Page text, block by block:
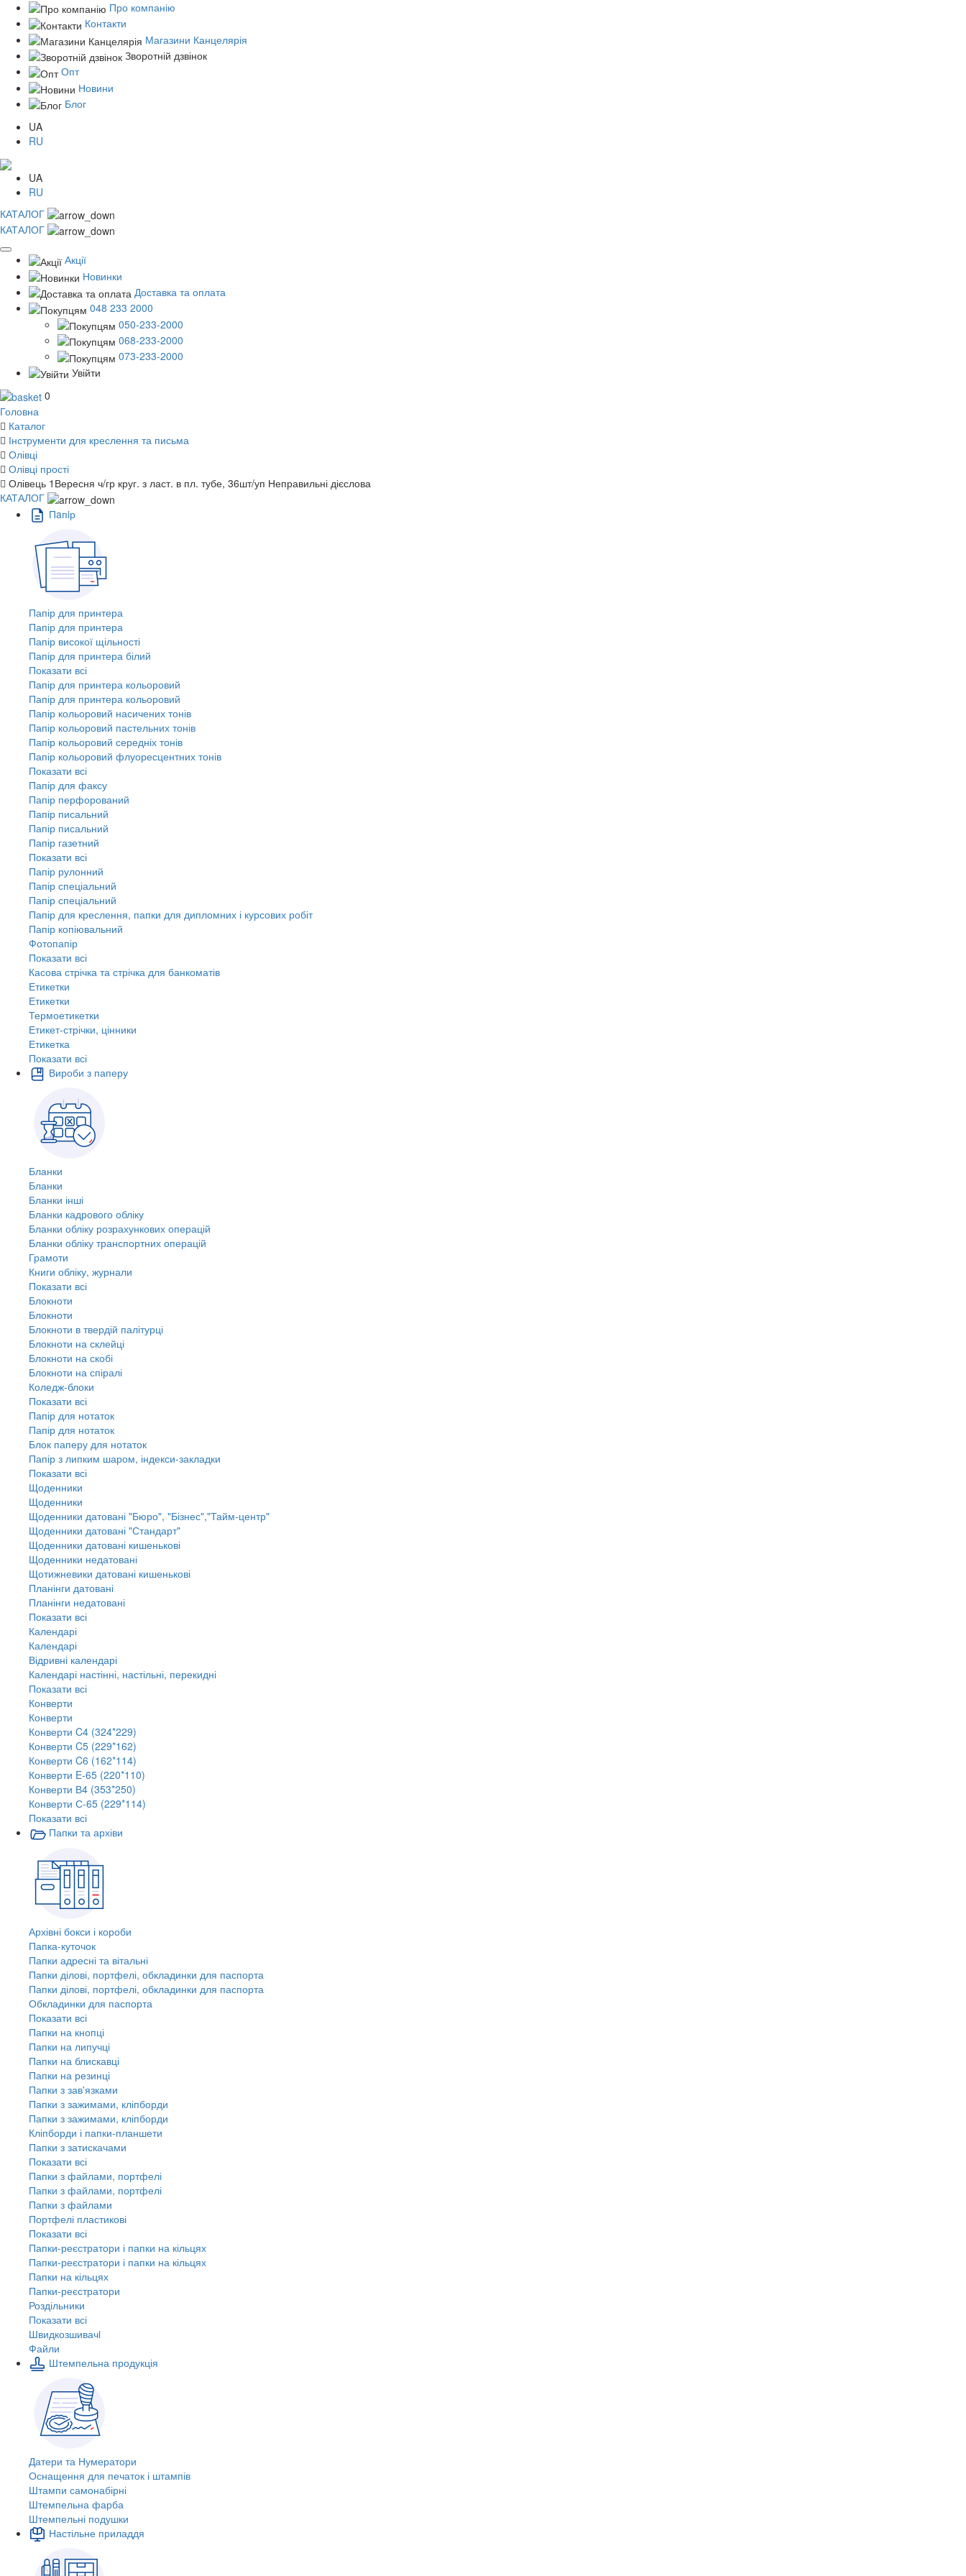
Про компанію
Контакти
Магазини Канцелярія
Зворотній дзвінок
Опт
Новини
Блог
UA
RU
UA
RU
КАТАЛОГ
КАТАЛОГ
Акції
Новинки
Доставка та оплата
048 233 2000
050-233-2000
068-233-2000
073-233-2000
Увійти
0
Головна
Каталог
Інструменти для креслення та письма
Олівці
Олівці прості
Олівець 1Вересня ч/гр круг. з ласт. в пл. тубе, 36шт/уп Неправильні дієслова
КАТАЛОГ
Пaпiр
Папір для принтера
Папір для принтера
Папір високої щільності
Папір для принтера білий
Показати всі
Папір для принтера кольоровий
Папір для принтера кольоровий
Папір кольоровий насичених тонів
Папір кольоровий пастельних тонів
Папір кольоровий середніх тонів
Папір кольоровий флуоресцентних тонів
Показати всі
Папір для факсу
Папір перфорований
Папір писальний
Папір писальний
Папір газетний
Показати всі
Папір рулонний
Папір спеціальний
Папір спеціальний
Папір для креслення, папки для дипломних і курсових робіт
Папір копіювальний
Фотопапір
Показати всі
Касова стрічка та стрічка для банкоматів
Етикетки
Етикетки
Термоетикетки
Етикет-стрічки, цінники
Етикетка
Показати всі
Вироби з паперу
Бланки
Бланки
Бланки інші
Бланки кадрового обліку
Бланки обліку розрахункових операцій
Бланки обліку транспортних операцій
Грамоти
Книги обліку, журнали
Показати всі
Блокноти
Блокноти
Блокноти в твердій палітурці
Блокноти на склейці
Блокноти на скобі
Блокноти на спіралі
Коледж-блоки
Показати всі
Папір для нотаток
Папір для нотаток
Блок паперу для нотаток
Папір з липким шаром, індекси-закладки
Показати всі
Щоденники
Щоденники
Щоденники датовані "Бюро", "Бізнес","Тайм-центр"
Щоденники датовані "Стандарт"
Щоденники датовані кишенькові
Щоденники недатовані
Щотижневики датовані кишенькові
Планінги датовані
Планінги недатовані
Показати всі
Календарі
Календарі
Відривні календарі
Календарі настінні, настільні, перекидні
Показати всі
Конверти
Конверти
Конверти C4 (324*229)
Конверти C5 (229*162)
Конверти C6 (162*114)
Конверти E-65 (220*110)
Конверти В4 (353*250)
Конверти С-65 (229*114)
Показати всі
Папки та архіви
Архівні бокси і короби
Папка-куточок
Папки адресні та вітальні
Папки ділові, портфелі, обкладинки для паспорта
Папки ділові, портфелі, обкладинки для паспорта
Обкладинки для паспорта
Показати всі
Папки на кнопці
Папки на липучці
Папки на блискавці
Папки на резинці
Папки з зав'язками
Папки з зажимами, кліпборди
Папки з зажимами, кліпборди
Кліпборди і папки-планшети
Папки з затискачами
Показати всі
Папки з файлами, портфелі
Папки з файлами, портфелі
Папки з файлами
Портфелі пластикові
Показати всі
Папки-реєстратори і папки на кільцях
Папки-реєстратори і папки на кільцях
Папки на кільцях
Папки-реєстратори
Роздільники
Показати всі
Швидкозшивачi
Файли
Штемпельна продукція
Датери та Нумератори
Оснащення для печаток і штампів
Штампи самонабірні
Штемпельна фарба
Штемпельні подушки
Настільне приладдя